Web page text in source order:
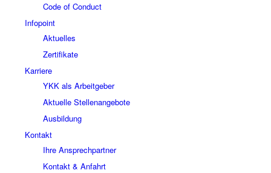
Code of Conduct
Infopoint
Aktuelles
Zertifikate
Karriere
YKK als Arbeitgeber
Aktuelle Stellenangebote
Ausbildung
Kontakt
Ihre Ansprechpartner
Kontakt & Anfahrt